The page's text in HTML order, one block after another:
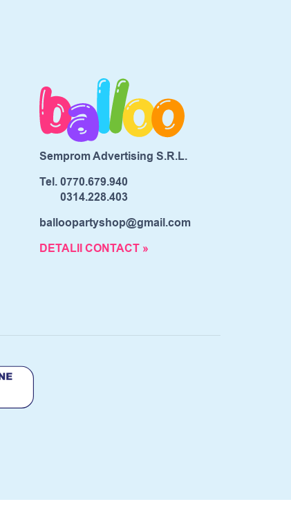
Semprom Advertising S.R.L.
Tel.0770.679.940
0314.228.403
balloopartyshop@gmail.com
DETALII CONTACT »